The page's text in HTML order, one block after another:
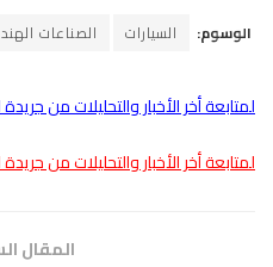
الوسوم: السيارات الصناعات
لمتابعة أخر الأخبار والتحليلات من
لمتابعة أخر الأخبار والتحليلات من
المقال